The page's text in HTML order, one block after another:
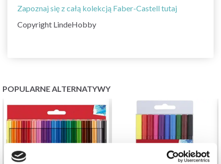
Zapoznaj się z całą kolekcją Faber-Castell tutaj
Copyright LindeHobby
POPULARNE ALTERNATYWY